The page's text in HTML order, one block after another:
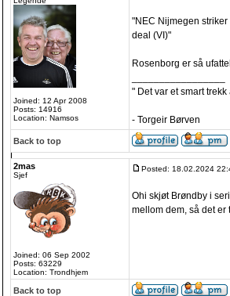
Joined: 12 Apr 2008
Posts: 14916
Location: Namsos
"NEC Nijmegen
deal (VI)"
Rosenborg er så
" Det var et smart
- Torgeir Børven
Back to top
2mas
Sjef
Joined: 06 Sep 2002
Posts: 63229
Location: Trondhjem
Posted: 18.02.2024
Ohi skjøt Brøndby i
mellom dem, så det er
Back to top